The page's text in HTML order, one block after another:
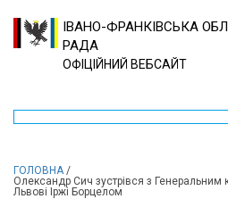
ІВАНО-ФРАНКІВСЬКА
РАДА
ОФІЦІЙНИЙ ВЕБСАЙТ
ГОЛОВНА/
Олександр Сич зустрівся з Генеральним
Львові Іржі Борцелом